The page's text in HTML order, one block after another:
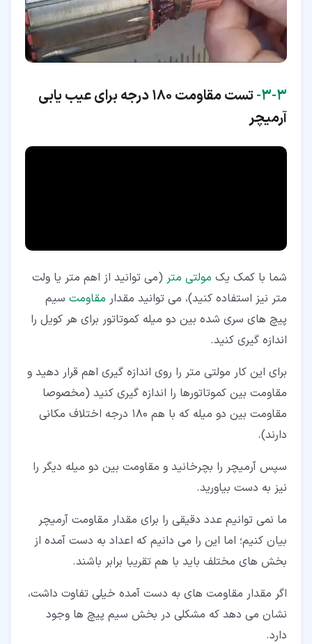
۳‏-‏۳‏- تست مقاومت ۱۸۰ درجه برای
عیب یابی
آرمیچر
شما با کمک یک مولتی متر (می توانید از اهم متر یا ولت
متر نیز استفاده کنید)، می توانید مقدار مقاومت سیم
پیچ های سری شده بین دو میله کموتاتور برای هر کویل را
اندازه گیری کنید.
برای این کار مولتی متر را روی اندازه گیری اهم قرار دهید و
مقاومت بین کموتاتورها را اندازه گیری کنید (مخصوصا
مقاومت بین دو میله که با هم ۱۸۰ درجه اختلاف مکانی
دارند).
سپس آرمیچر را بچرخانید و مقاومت بین دو میله دیگر را
نیز به دست بیاورید.
ما نمی توانیم عدد دقیقی را برای مقدار مقاومت آرمیچر
بیان کنیم؛ اما این را می دانیم که اعداد به دست آمده از
بخش های مختلف باید با هم تقریبا برابر باشند.
اگر مقدار مقاومت های به دست آمده خیلی تفاوت داشت،
نشان می دهد که مشکلی در بخش سیم پیچ ها وجود
دارد.